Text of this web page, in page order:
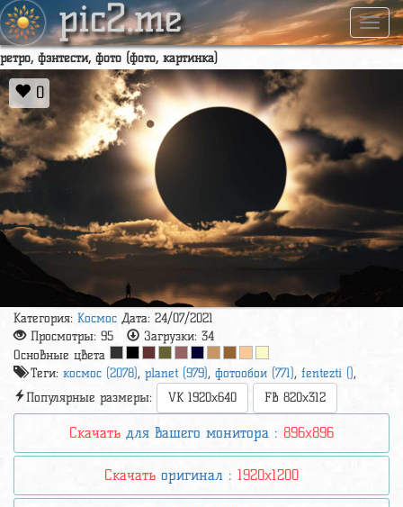
pic2.me
ретро, фэнтести, фото (фото, картинка)
0
Категория: Космос Дата: 24/07/2021
Просмотры: 95 Загрузки: 34
Основные цвета
Теги: космос (2078), planet (979), фотообои (771), fentezti (),
Популярные размеры:
VK 1920x640 FB 820x312
Скачать для вашего монитора : 896x896
Скачать оригинал : 1920x1200